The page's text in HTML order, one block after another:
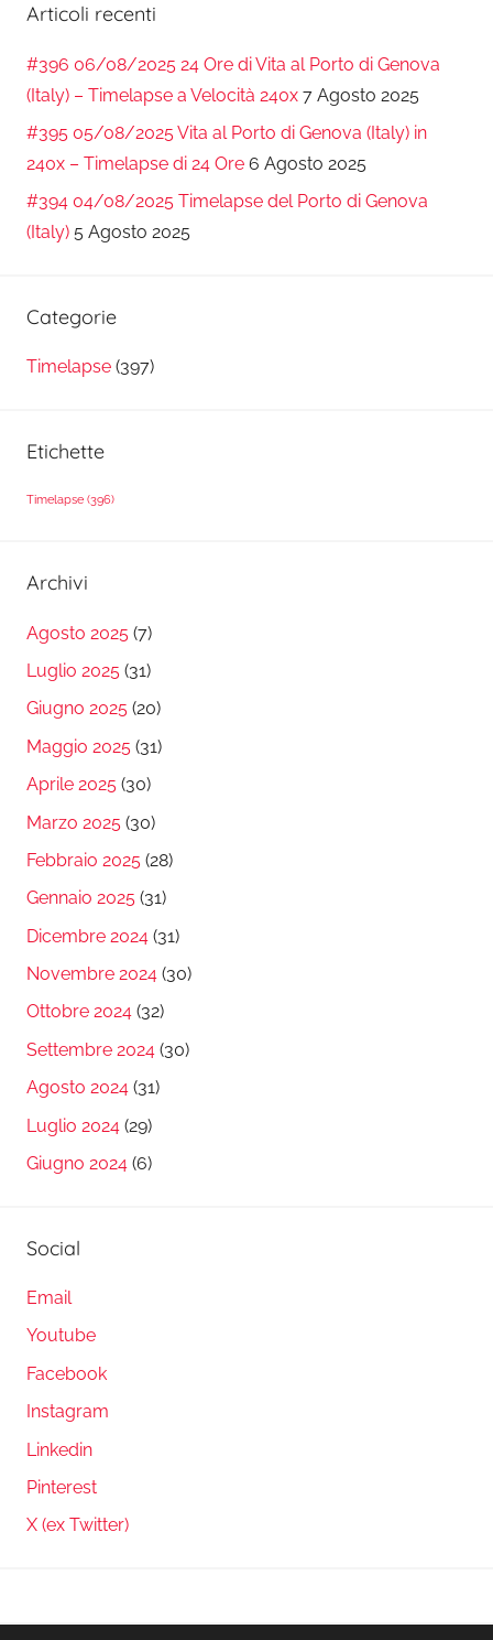
Articoli recenti
#396 06/08/2025 24 Ore di Vita al Porto di Genova
(Italy) – Timelapse a Velocità 240x 7 Agosto 2025
#395 05/08/2025 Vita al Porto di Genova (Italy) in
240x – Timelapse di 24 Ore 6 Agosto 2025
#394 04/08/2025 Timelapse del Porto di Genova
(Italy) 5 Agosto 2025
Categorie
Timelapse (397)
Etichette
Timelapse (396)
Archivi
Agosto 2025 (7)
Luglio 2025 (31)
Giugno 2025 (20)
Maggio 2025 (31)
Aprile 2025 (30)
Marzo 2025 (30)
Febbraio 2025 (28)
Gennaio 2025 (31)
Dicembre 2024 (31)
Novembre 2024 (30)
Ottobre 2024 (32)
Settembre 2024 (30)
Agosto 2024 (31)
Luglio 2024 (29)
Giugno 2024 (6)
Social
Email
Youtube
Facebook
Instagram
Linkedin
Pinterest
X (ex Twitter)